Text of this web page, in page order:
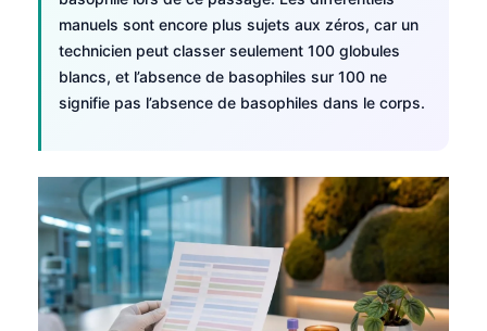
manuels sont encore plus sujets aux zéros, car un
technicien peut classer seulement 100 globules
blancs, et l’absence de basophiles sur 100 ne
signifie pas l’absence de basophiles dans le corps.